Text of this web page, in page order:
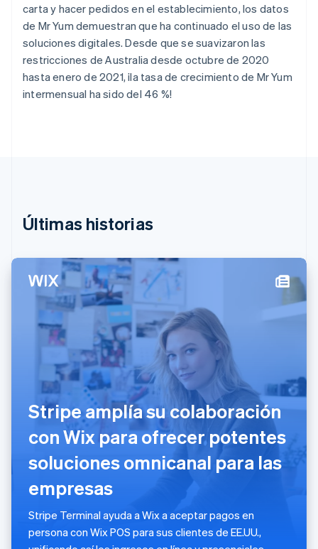
carta y hacer pedidos en el establecimiento, los datos
de Mr Yum demuestran que ha continuado el uso de las
soluciones digitales. Desde que se suavizaron las
restricciones de Australia desde octubre de 2020
hasta enero de 2021, ¡la tasa de crecimiento de Mr Yum
intermensual ha sido del 46 %!
Últimas historias
Stripe amplía su colaboración
con Wix para ofrecer potentes
soluciones omnicanal para las
empresas
Stripe Terminal ayuda a Wix a aceptar pagos en
persona con Wix POS para sus clientes de EE.UU.,
English
Emiratos Árabes Unidos
English
Eslovaquia
EnglishItaliano
Francia
Gibraltar
English
Grecia
English
Hungría
English
India
Irlanda
English
Italia
ItalianoEnglish
Japón
日本語English
Letonia
Liechtenstein
Lituania
English